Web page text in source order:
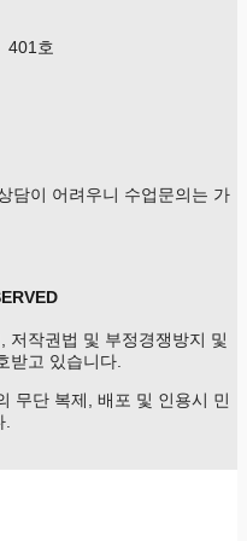
401호
담이 어려우니 수업문의는 가
저작권법 및 부정경쟁방지 및
받고 있습니다.
무단 복제, 배포 및 인용시 민